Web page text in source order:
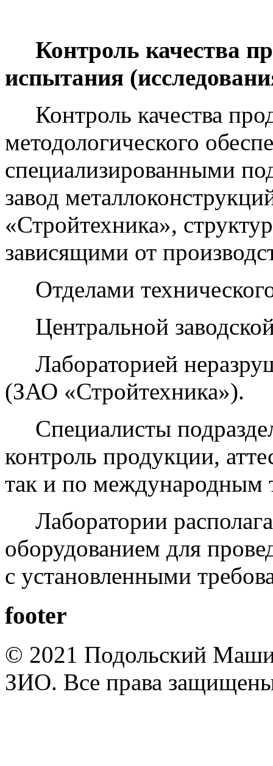
Контроль качества
испытания
Контроль качества
методологического
специализированными
завод
«Стройтехника»,
зависящими от
Отделами
Центральной
Лабораторией
(ЗАО «Стройтехника»).
Специалисты
контроль продукции,
так и по международным
Лаборатории
оборудованием для
с установленными
footer
© 2021 Подольский
ЗИО. Все права